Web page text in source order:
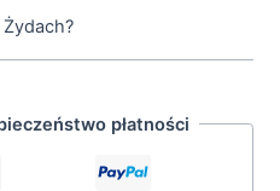
płatności